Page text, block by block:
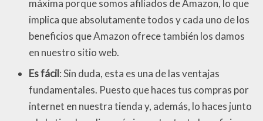
máxima porque somos afiliados de Amazon, lo que
implica que absolutamente todos y cada uno de los
beneficios que Amazon ofrece también los damos
en nuestro sitio web.
Es fácil: Sin duda, esta es una de las ventajas
fundamentales. Puesto que haces tus compras por
internet en nuestra tienda y, además, lo haces junto